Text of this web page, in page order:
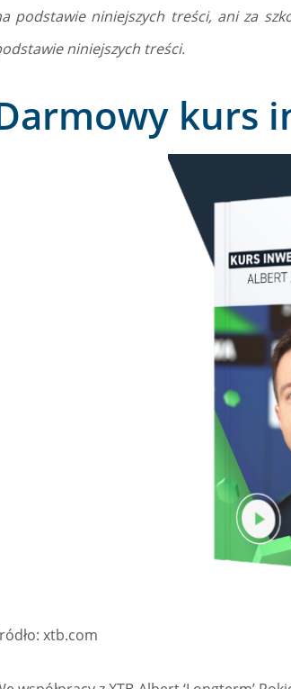
podstawie niniejszych treści, ani za
niniejszych treści.
kurs
xtb.com